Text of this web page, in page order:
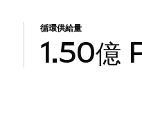
循環供給量
1.50億